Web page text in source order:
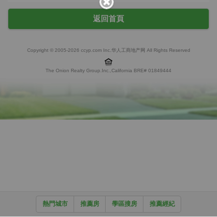
返回首頁
熱門城市 推薦房 學區搜房 推薦經紀
Copyright © 2005-2026 ccyp.com Inc.华人工商地产网 All Rights Reserved
The Onion Realty Group.Inc.,California BRE# 01849444